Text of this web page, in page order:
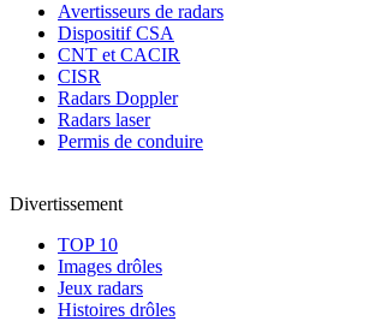
Avertisseurs de radars
Dispositif CSA
CNT et CACIR
CISR
Radars Doppler
Radars laser
Permis de conduire
Divertissement
TOP 10
Images drôles
Jeux radars
Histoires drôles